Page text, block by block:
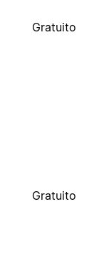
Gratuito
Gratuito